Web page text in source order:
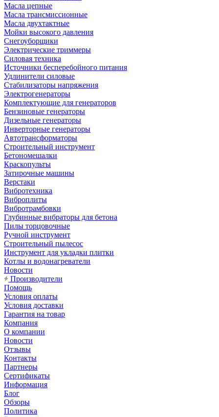
Масла цепные
Масла трансмиссионные
Масла двухтактные
Мойки высокого давления
Снегоуборщики
Электрические триммеры
Силовая техника
Источники бесперебойного питания
Удлинители силовые
Стабилизаторы напряжения
Электрогенераторы
Комплектующие для генераторов
Бензиновые генераторы
Дизельные генераторы
Инверторные генераторы
Автотрансформаторы
Строительный инструмент
Бетономешалки
Краскопульты
Затирочные машины
Верстаки
Вибротехника
Виброплиты
Вибротрамбовки
Глубинные вибраторы для бетона
Пилы торцовочные
Ручной инструмент
Строительный пылесос
Инструмент для укладки плитки
Котлы и водонагреватели
Новости
Производители
Помощь
Условия оплаты
Условия доставки
Гарантия на товар
Компания
О компании
Новости
Отзывы
Контакты
Партнеры
Сертификаты
Информация
Блог
Обзоры
Политика